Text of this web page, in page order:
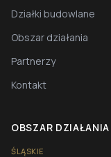
Działki budowlane
Obszar działania
Partnerzy
Kontakt
OBSZAR DZIAŁANIA
ŚLĄSKIE